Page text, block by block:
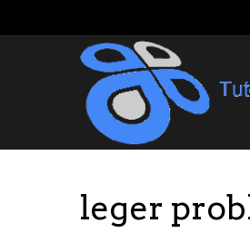
leger